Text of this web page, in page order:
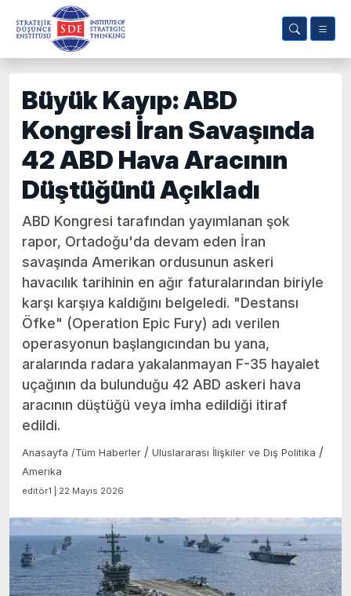
Büyük Kayıp: ABD
Kongresi İran Savaşında
42 ABD Hava Aracının
Düştüğünü Açıkladı
ABD Kongresi tarafından yayımlanan şok
rapor, Ortadoğu'da devam eden İran
savaşında Amerikan ordusunun askeri
havacılık tarihinin en ağır faturalarından biriyle
karşı karşıya kaldığını belgeledi. "Destansı
Öfke" (Operation Epic Fury) adı verilen
operasyonun başlangıcından bu yana,
aralarında radara yakalanmayan F-35 hayalet
uçağının da bulunduğu 42 ABD askeri hava
aracının düştüğü veya imha edildiği itiraf
edildi.
Anasayfa /Tüm Haberler / Uluslararası İlişkiler ve Dış Politika /
Amerika
editör1 | 22 Mayıs 2026